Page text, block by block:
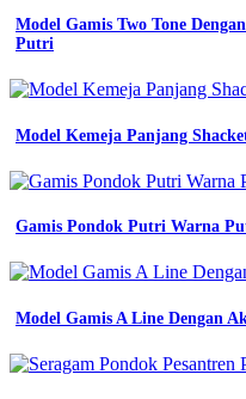
jual
baju
kerja
costum
modern
indonesia
baju
pdh
terdekat
jaket
seragam
kerja
Model Gamis Two Tone
Putri
Model Kemeja Panjang
Gamis Pondok Putri Warna
Model Gamis A Line Dengan